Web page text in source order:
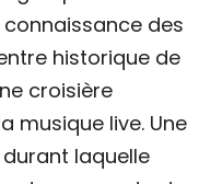
des
historique de
croisière
musique live. Une
laquelle